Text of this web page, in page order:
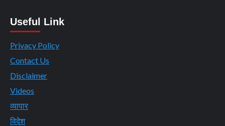
Useful Link
Privacy Policy
Contact Us
Disclaimer
Videos
व्यापार
विदेश